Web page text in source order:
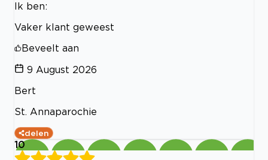
Ik ben:
Vaker klant geweest
Beveelt aan
9 August 2026
Bert
St. Annaparochie
delen
10